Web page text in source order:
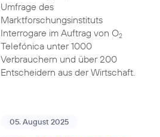
Umfrage des
Marktforschungsinstituts
Interrogare im Auftrag von O2
Telefónica unter 1000
Verbrauchern und über 200
Entscheidern aus der Wirtschaft.
05. August 2025